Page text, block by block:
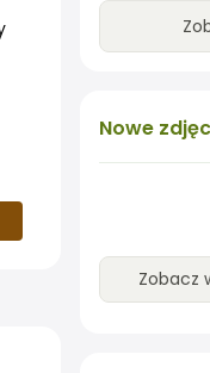
Nowe
Zobacz